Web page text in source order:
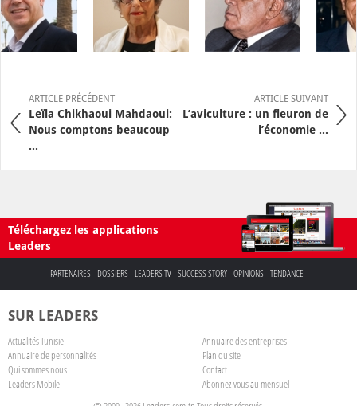
ARTICLE PRÉCÉDENT
Leïla Chikhaoui Mahdaoui:
Nous comptons beaucoup
...
ARTICLE SUIVANT
L’aviculture : un fleuron de
l’économie ...
Téléchargez les applications
Leaders
PARTENAIRES DOSSIERS LEADERS TV SUCCESS STORY OPINIONS TENDANCE
SUR LEADERS
Actualités Tunisie
Annuaire des entreprises
Annuaire de personnalités
Plan du site
Qui sommes nous
Contact
Leaders Mobile
Abonnez-vous au mensuel